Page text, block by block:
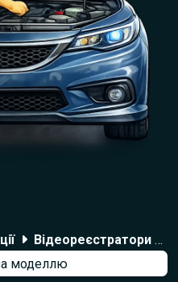
Відеореєстратори Digma
моделлю